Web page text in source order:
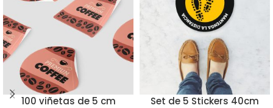
100 viñetas de 5 cm
Set de 5 Stickers 40cm